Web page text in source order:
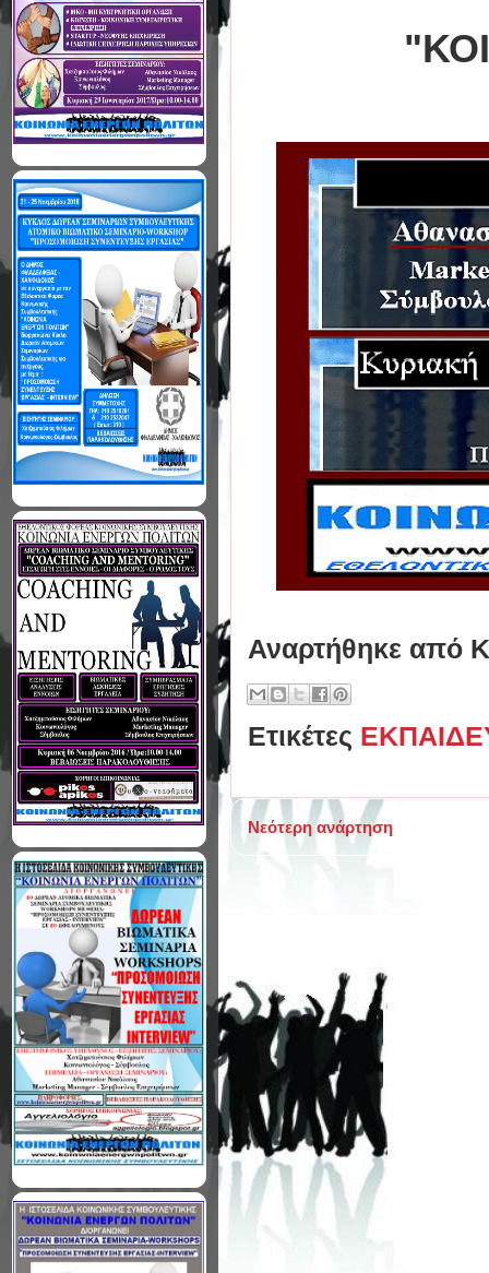
Αναρτήθηκε από
Ετικέτες
Νεότερη ανάρτηση